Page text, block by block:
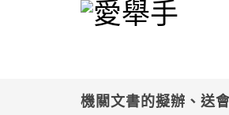
機關文書的擬辦、送